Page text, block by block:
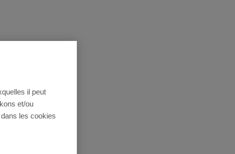
il peut
et/ou
les cookies